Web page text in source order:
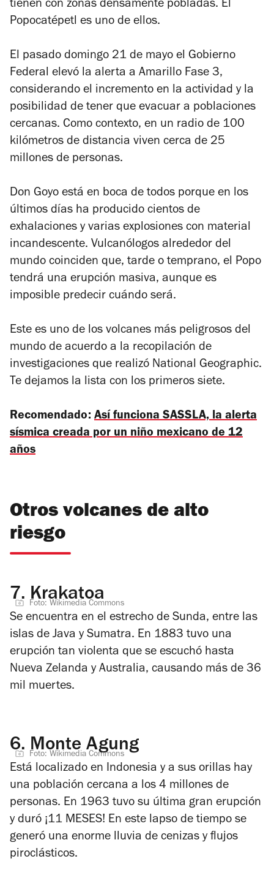
tienen con zonas densamente pobladas. El
Popocatépetl es uno de ellos.
El pasado domingo 21 de mayo el Gobierno
Federal elevó la alerta a Amarillo Fase 3,
considerando el incremento en la actividad y la
posibilidad de tener que evacuar a poblaciones
cercanas. Como contexto, en un radio de 100
kilómetros de distancia viven cerca de 25
millones de personas.
Don Goyo está en boca de todos porque en los
últimos días ha producido cientos de
exhalaciones y varias explosiones con material
incandescente. Vulcanólogos alrededor del
mundo coinciden que, tarde o temprano, el Popo
tendrá una erupción masiva, aunque es
imposible predecir cuándo será.
Este es uno de los volcanes más peligrosos del
mundo de acuerdo a la recopilación de
investigaciones que realizó National Geographic.
Te dejamos la lista con los primeros siete.
Recomendado: Así funciona SASSLA, la alerta
sísmica creada por un niño mexicano de 12
años
Otros volcanes de alto
riesgo
7. Krakatoa
Foto: Wikimedia Commons
Se encuentra en el estrecho de Sunda, entre las
islas de Java y Sumatra. En 1883 tuvo una
erupción tan violenta que se escuchó hasta
Nueva Zelanda y Australia, causando más de 36
mil muertes.
6. Monte Agung
Foto: Wikimedia Commons
Está localizado en Indonesia y a sus orillas hay
una población cercana a los 4 millones de
personas. En 1963 tuvo su última gran erupción
y duró ¡11 MESES! En este lapso de tiempo se
generó una enorme lluvia de cenizas y flujos
piroclásticos.